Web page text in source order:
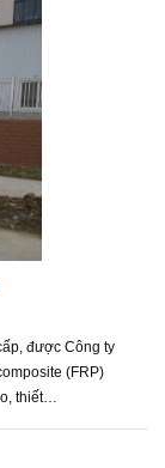
được Công ty
(FRP)
thiết…